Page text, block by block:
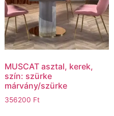
MUSCAT asztal, kerek,
szín: szürke
márvány/szürke
356200 Ft